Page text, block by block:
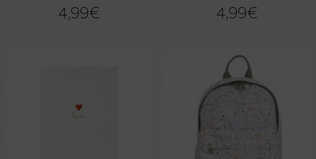
4,99€ 4,99€